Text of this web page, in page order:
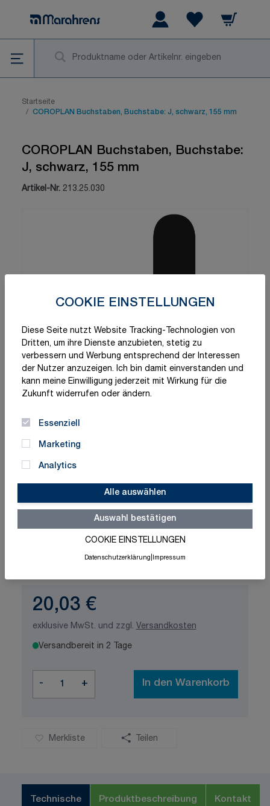
COOKIE EINSTELLUNGEN
Diese Seite nutzt Website Tracking-Technologien von
Dritten, um ihre Dienste anzubieten, stetig zu
verbessern und Werbung entsprechend der Interessen
der Nutzer anzuzeigen. Ich bin damit einverstanden und
kann meine Einwilligung jederzeit mit Wirkung für die
Zukunft widerrufen oder ändern.
Essenziell
Marketing
Analytics
Alle auswählen
Auswahl bestätigen
COOKIE EINSTELLUNGEN
Datenschutzerklärung Impressum
Warenkorb
Startseite
/ COROPLAN Buchstaben, Buchstabe: J, schwarz, 155 mm
COROPLAN Buchstaben, Buchstabe:
J, schwarz, 155 mm
Artikel-Nr. 213.25.030
Schnelle Lieferung
Made in Germany
20,03 €
exklusive MwSt. und zzgl. Versandkosten
Versandbereit in 2 Tage
- + In den Warenkorb
Merkliste Teilen
Technische
Produktbeschreibung Kontakt